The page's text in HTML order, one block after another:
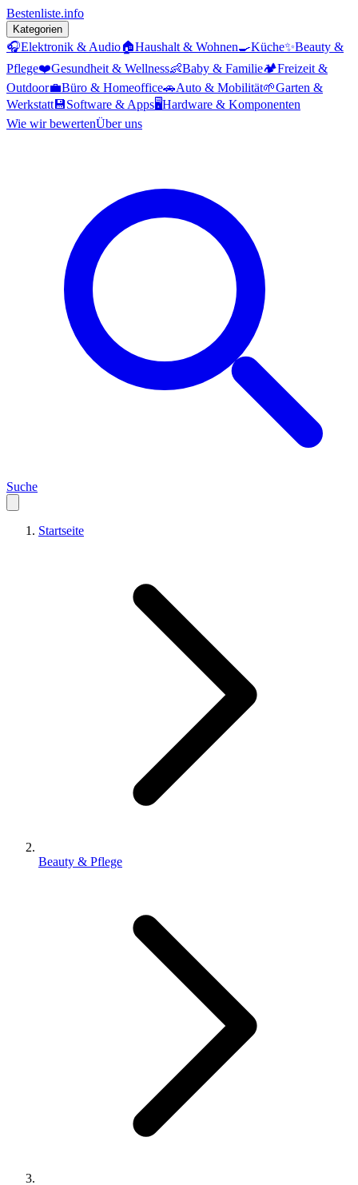
Bestenliste.info
Kategorien
🎧Elektronik & Audio🏠Haushalt & Wohnen🍳Küche✨Beauty &
Pflege❤️Gesundheit & Wellness👶Baby & Familie🏕️Freizeit &
Outdoor💼Büro & Homeoffice🚗Auto & Mobilität🌱Garten &
Werkstatt 💾Software & Apps🖥️Hardware & Komponenten
Wie wir bewertenÜber uns
Suche
Startseite
Beauty & Pflege